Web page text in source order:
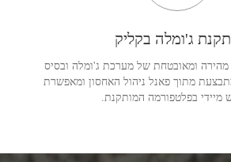
ג'ומלה בקליק
ומאובטחת של מערכת ג'ומלה ובסיס
מתוך פאנל ניהול האחסון ומאפשרת
מיידי בפלטפורמה המותקנת.